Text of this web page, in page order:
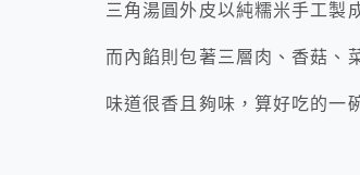
三角湯圓外皮以純糯米手工製
而內餡則包著三層肉、香菇、
味道很香且夠味，算好吃的一